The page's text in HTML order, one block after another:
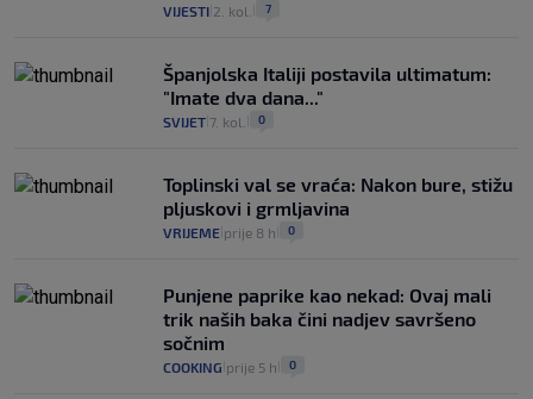
VIJESTI 2. kol. 7
Španjolska Italiji postavila ultimatum:
"Imate dva dana..."
SVIJET 7. kol. 0
Toplinski val se vraća: Nakon bure, stižu
pljuskovi i grmljavina
VRIJEME prije 8 h 0
Punjene paprike kao nekad: Ovaj mali
trik naših baka čini nadjev savršeno
sočnim
COOKING prije 5 h 0